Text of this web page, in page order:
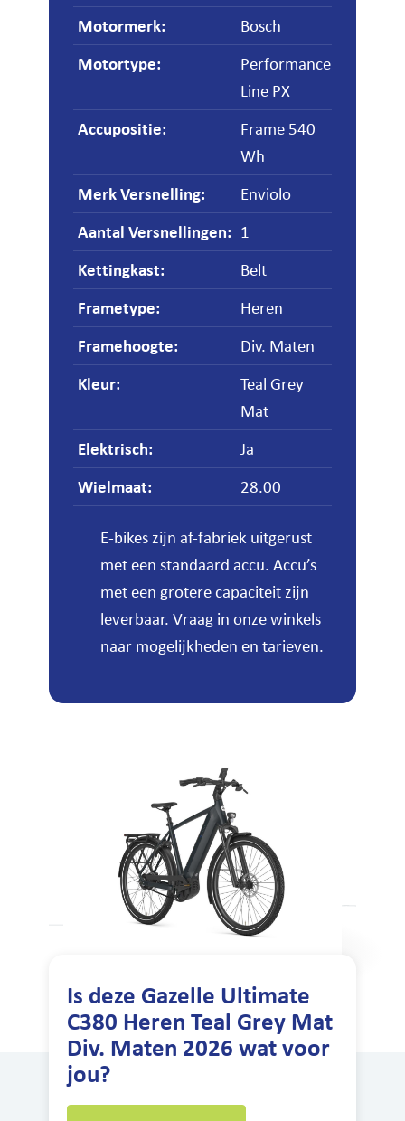
Motormerk: Bosch
Motortype:
Performance
Line PX
Accupositie:
Frame 540
Wh
Merk Versnelling: Enviolo
Aantal Versnellingen: 1
Kettingkast: Belt
Frametype: Heren
Framehoogte: Div. Maten
Kleur:
Teal Grey
Mat
Elektrisch: Ja
Wielmaat: 28.00
E-bikes zijn af-fabriek uitgerust
met een standaard accu. Accu’s
met een grotere capaciteit zijn
leverbaar. Vraag in onze winkels
naar mogelijkheden en tarieven.
Is deze Gazelle Ultimate
C380 Heren Teal Grey Mat
Div. Maten 2026 wat voor
jou?